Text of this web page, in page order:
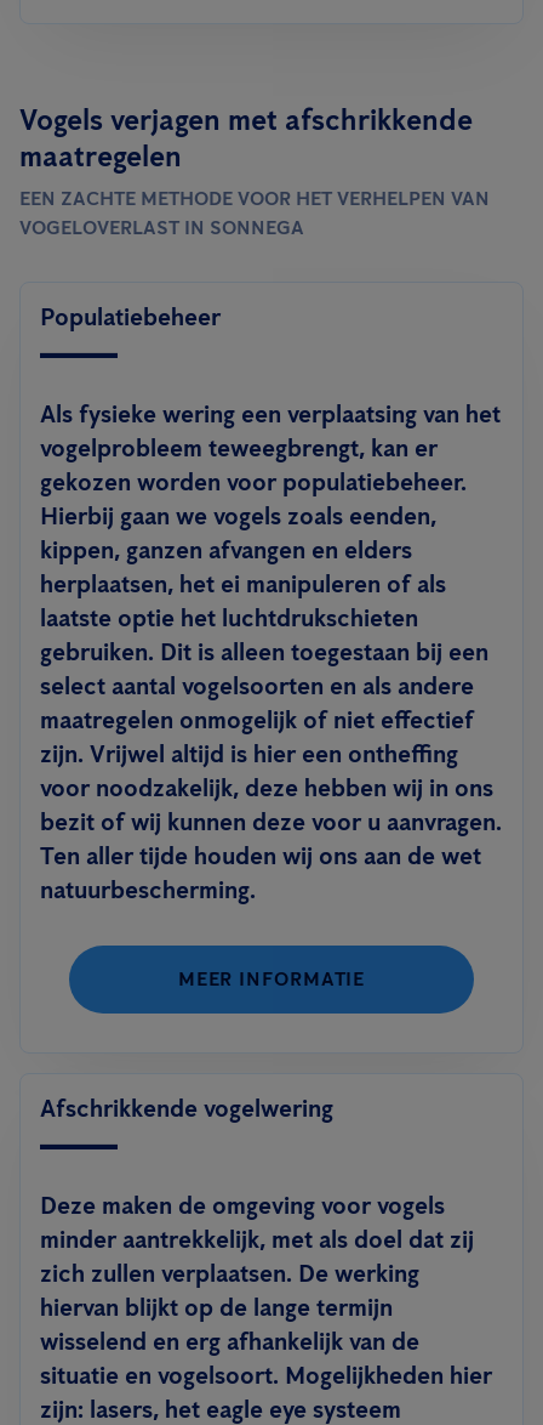
Vogels verjagen met afschrikkende
maatregelen
EEN ZACHTE METHODE VOOR HET VERHELPEN VAN
VOGELOVERLAST IN SONNEGA
Populatiebeheer
Als fysieke wering een verplaatsing van het
vogelprobleem teweegbrengt, kan er
gekozen worden voor populatiebeheer.
Hierbij gaan we vogels zoals eenden,
kippen, ganzen afvangen en elders
herplaatsen, het ei manipuleren of als
laatste optie het luchtdrukschieten
gebruiken. Dit is alleen toegestaan bij een
select aantal vogelsoorten en als andere
maatregelen onmogelijk of niet effectief
zijn. Vrijwel altijd is hier een ontheffing
voor noodzakelijk, deze hebben wij in ons
bezit of wij kunnen deze voor u aanvragen.
Ten aller tijde houden wij ons aan de wet
natuurbescherming.
MEER INFORMATIE
Afschrikkende vogelwering
Deze maken de omgeving voor vogels
minder aantrekkelijk, met als doel dat zij
zich zullen verplaatsen. De werking
hiervan blijkt op de lange termijn
wisselend en erg afhankelijk van de
situatie en vogelsoort. Mogelijkheden hier
zijn: lasers, het eagle eye systeem